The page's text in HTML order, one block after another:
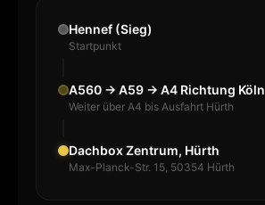
Hennef (Sieg)
Startpunkt
A560 → A59 → A4 Richtung Köln
Weiter über A4 bis Ausfahrt Hürth
Dachbox Zentrum, Hürth
Max-Planck-Str. 15, 50354 Hürth